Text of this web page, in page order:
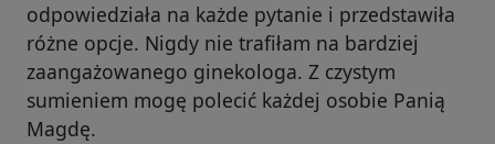
odpowiedziała na każde pytanie i przedstawiła
różne opcje. Nigdy nie trafiłam na bardziej
zaangażowanego ginekologa. Z czystym
sumieniem mogę polecić każdej osobie Panią
Magdę.